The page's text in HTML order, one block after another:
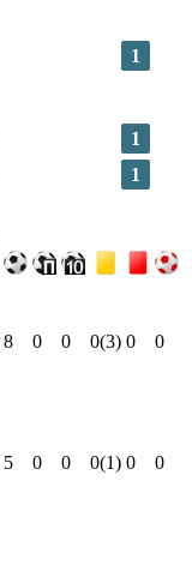
1
1
1
8 0 0 0(3) 0 0
5 0 0 0(1) 0 0